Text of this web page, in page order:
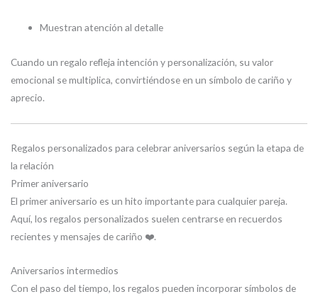
Muestran atención al detalle
Cuando un regalo refleja intención y personalización, su valor
emocional se multiplica, convirtiéndose en un símbolo de cariño y
aprecio.
Regalos personalizados para celebrar aniversarios según la etapa de
la relación
Primer aniversario
El primer aniversario es un hito importante para cualquier pareja.
Aquí, los regalos personalizados suelen centrarse en recuerdos
recientes y mensajes de cariño ❤️.
Aniversarios intermedios
Con el paso del tiempo, los regalos pueden incorporar símbolos de